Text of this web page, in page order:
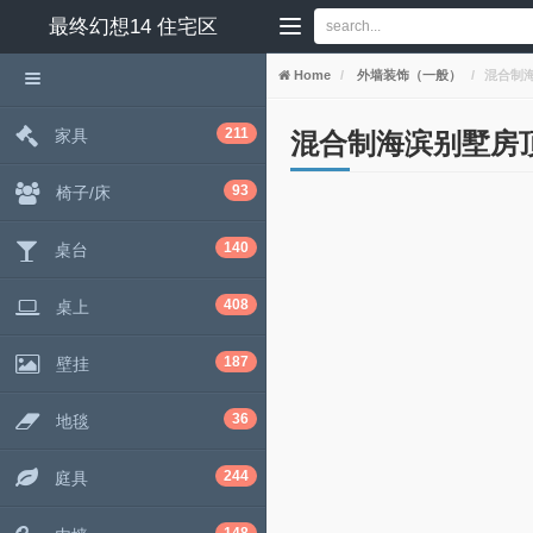
最终幻想14 住宅区
Home 外墙装饰（一般） 混合制
混合制海滨别墅房
家具 211
椅子/床 93
桌台 140
桌上 408
壁挂 187
地毯 36
庭具 244